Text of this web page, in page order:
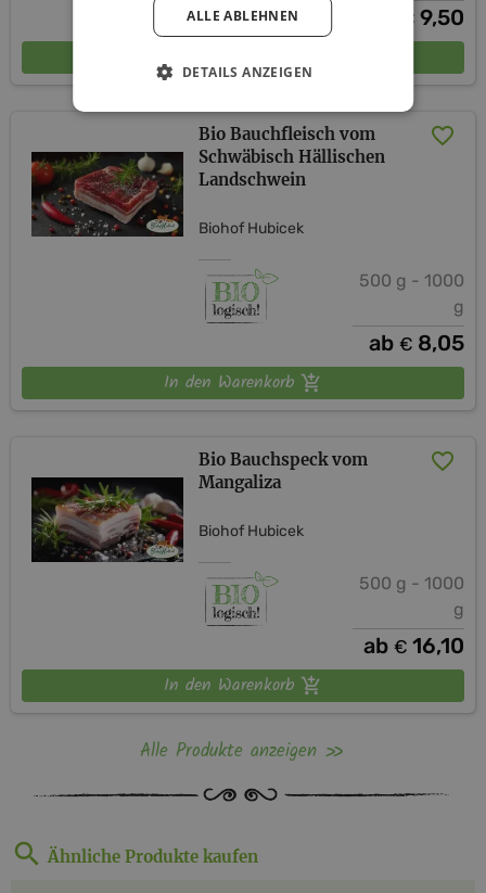
€ 9,50
In den Warenkorb
Bio Bauchfleisch vom
Schwäbisch Hällischen
Landschwein
Biohof Hubicek
500 g - 1000
g
ab € 8,05
In den Warenkorb
Bio Bauchspeck vom
Mangaliza
Biohof Hubicek
500 g - 1000
g
ab € 16,10
In den Warenkorb
Alle Produkte anzeigen
Ähnliche Produkte kaufen
ALLE ABLEHNEN
DETAILS ANZEIGEN